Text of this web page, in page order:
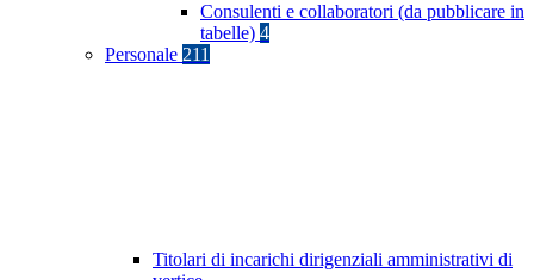
Consulenti e collaboratori (da pubblicare in
tabelle) 4
Personale 211
Titolari di incarichi dirigenziali amministrativi di